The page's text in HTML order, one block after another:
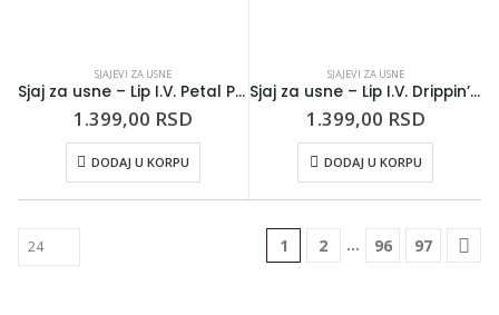
SJAJEVI ZA USNE
Sjaj za usne – Lip I.V. Petal Pourin’ WSLS17
1.399,00 RSD
DODAJ U KORPU
SJAJEVI ZA USNE
Sjaj za usne – Lip I.V. Drippin’ Nude WSLS18
1.399,00 RSD
DODAJ U KORPU
1 2 … 96 97